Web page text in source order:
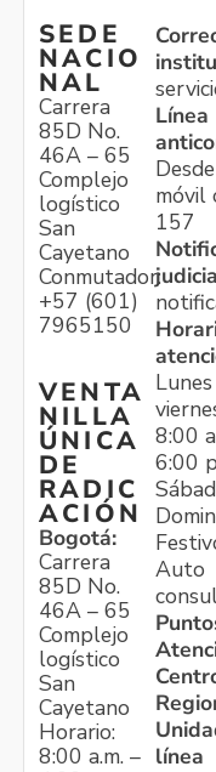
SEDE
NACIO
NAL
Carrera
85D No.
46A – 65
Complejo
logístico
San
Cayetano
Conmutador:
+57 (601)
7965150
VENTA
NILLA
ÚNICA
DE
RADIC
ACIÓN
Bogotá:
Carrera
85D No.
46A – 65
Complejo
logístico
San
Cayetano
Horario:
8:00 a.m. –
Línea
Desde
móvil
157
8:00
6:00
Auto
línea